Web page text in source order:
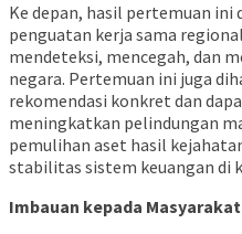
Ke depan, hasil pertemuan
penguatan kerja sama
mendeteksi, mencegah, dan
negara. Pertemuan ini juga
rekomendasi konkret dan
meningkatkan pelindungan
pemulihan aset hasil
stabilitas sistem keuangan di
Imbauan kepada Masyarakat